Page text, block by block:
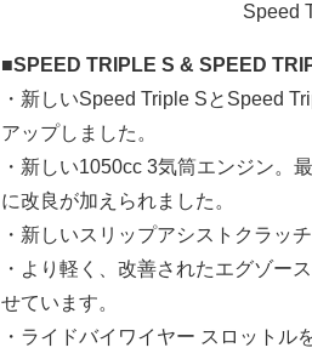
Speed
■SPEED TRIPLE S & SPEED
・新しいSpeed Triple SとSpeed
アップしました。
・新しい1050cc 3気筒エンジン。
に改良が加えられました。
・新しいスリップアシストクラッ
・より軽く、改善されたエグゾー
せています。
・ライドバイワイヤー スロット